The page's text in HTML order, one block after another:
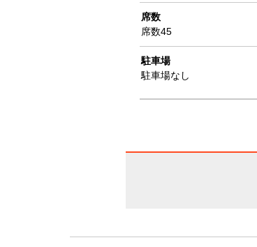
席数
席数45
駐車場
駐車場なし